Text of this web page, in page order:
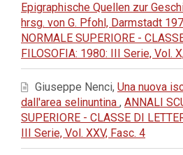
Epigraphische Quellen zur
hrsg. von G. Pfohl, Darmstadt
NORMALE SUPERIORE -
FILOSOFIA: 1980: III Serie, Vol.
Giuseppe Nenci, Una nuova
dall'area selinuntina , ANNALI
SUPERIORE - CLASSE DI
III Serie, Vol. XXV, Fasc. 4